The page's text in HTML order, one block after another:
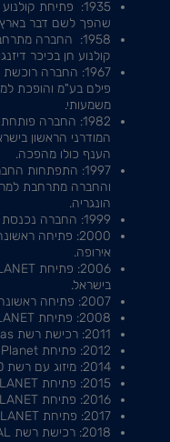
שהפך לשם דבר בארץ
1958: החברה
קולנוע חן בכיכר
1967: החברה
פילם בע"מ והופכת
משמעותי.
1982: החברה
המודרני הראשון
הענף כולו מהפכה.
1997: התפתחות
והחברה מתרחבת
הונגריה.
1999: החברה נכנסת לשוק הקולנוע בצ'כיה.
אירופה.
בישראל.
2007: פתיחה ראשונה של קומפלקסים ברומניה.
2008: פתיחת PLANET חיפה, הקולנוע הגדול בישראל.
2011: רכישת רשת Palace cinemas בסלובקיה
2012: פתיחת Planet בראשון לציון, קולנוע הדגל של החברה
2014: מיזוג עם רשת CINEWORLD הבריטית
2015: פתיחת PLANET ירושלים
2016: פתיחת PLANET באר שבע
2017: פתיחת PLANET זכרון יעקב
2018: רכישת רשת REGAL האמריקאית